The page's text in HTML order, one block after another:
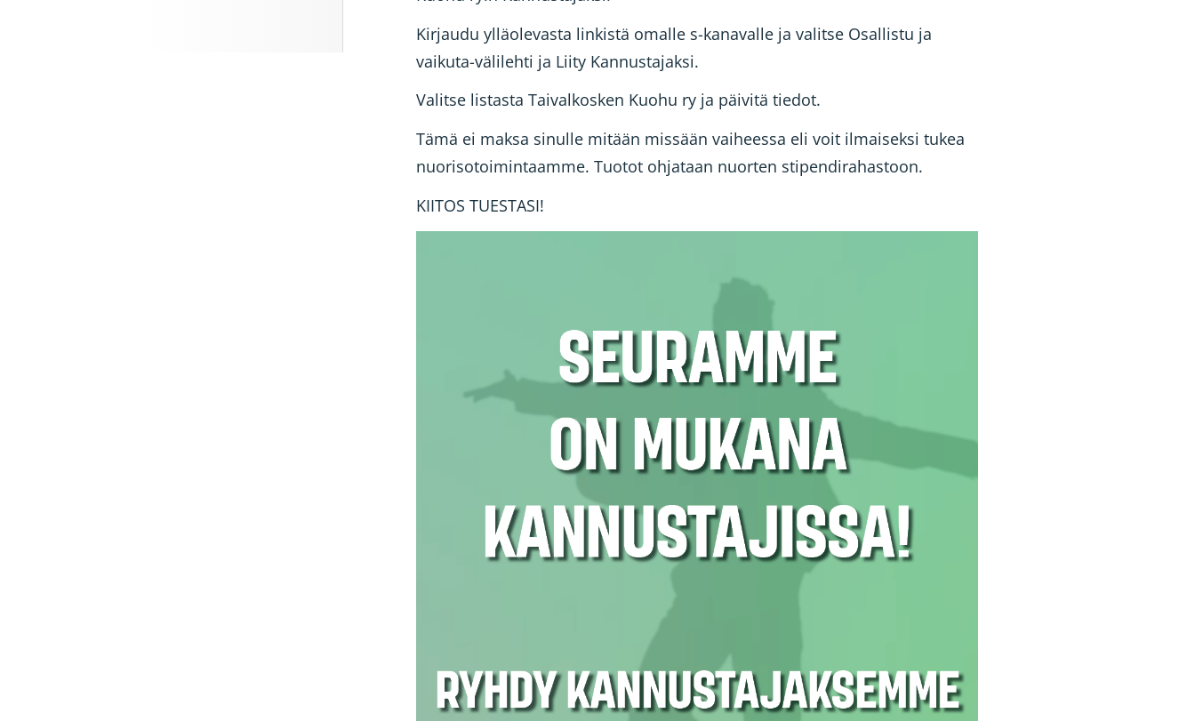
Kirjaudu ylläolevasta linkistä omalle s-kanavalle ja valitse Osallistu ja
vaikuta-välilehti ja Liity Kannustajaksi.
Valitse listasta Taivalkosken Kuohu ry ja päivitä tiedot.
Tämä ei maksa sinulle mitään missään vaiheessa eli voit ilmaiseksi tukea
nuorisotoimintaamme. Tuotot ohjataan nuorten stipendirahastoon.
KIITOS TUESTASI!